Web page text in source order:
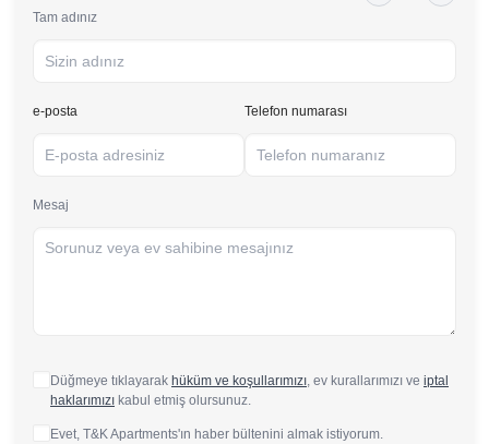
Tam adınız
e-posta Telefon numarası
Mesaj
Düğmeye tıklayarak hüküm ve koşullarımızı, ev kurallarımızı ve iptal
haklarımızı kabul etmiş olursunuz.
Evet, T&K Apartments'ın haber bültenini almak istiyorum.